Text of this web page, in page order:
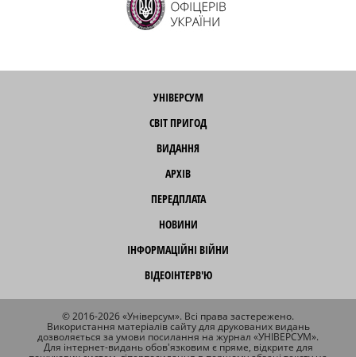
УНІВЕРСУМ
СВІТ ПРИГОД
ВИДАННЯ
АРХІВ
ПЕРЕДПЛАТА
НОВИНИ
ІНФОРМАЦІЙНІ ВІЙНИ
ВІДЕОІНТЕРВ'Ю
© 2016-2026 «Універсум». Всі права застережено.
Використання матеріалів сайту для друкованих видань
дозволяється за умови посилання на журнал «УНІВЕРСУМ».
Для інтернет-видань обов'язковим є пряме, відкрите для